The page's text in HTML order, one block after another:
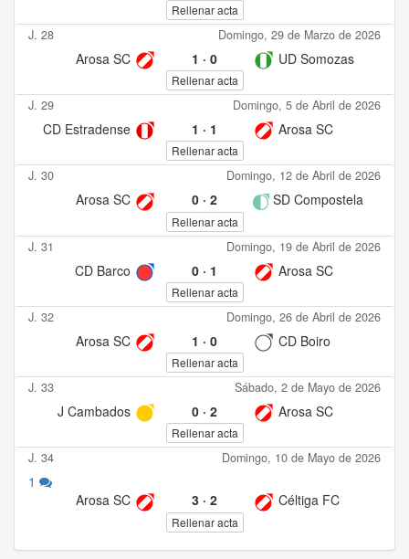
Rellenar acta
J. 28 Domingo, 29 de Marzo de 2026
Arosa SC 1 · 0 UD Somozas
Rellenar acta
J. 29 Domingo, 5 de Abril de 2026
CD Estradense 1 · 1 Arosa SC
Rellenar acta
J. 30 Domingo, 12 de Abril de 2026
Arosa SC 0· 2 SD Compostela
Rellenar acta
J. 31 Domingo, 19 de Abril de 2026
CD Barco 0· 1 Arosa SC
Rellenar acta
J. 32 Domingo, 26 de Abril de 2026
Arosa SC 1 · 0 CD Boiro
Rellenar acta
J. 33 Sábado, 2 de Mayo de 2026
J Cambados 0· 2 Arosa SC
Rellenar acta
J. 34 Domingo, 10 de Mayo de 2026
1
Arosa SC
3· 2 Céltiga FC
Rellenar acta